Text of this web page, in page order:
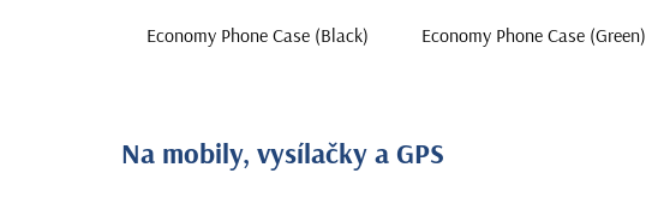
Economy Phone Case (Black) Economy Phone Case (Green)
Na mobily, vysílačky a GPS